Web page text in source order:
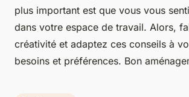
plus important est que vous vous
dans votre espace de travail. Alors,
créativité et adaptez ces conseils à
besoins et préférences. Bon